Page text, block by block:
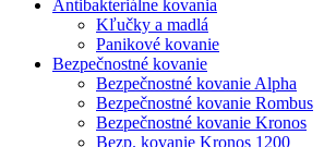
Antibakteriálne kovania
Kľučky a madlá
Panikové kovanie
Bezpečnostné kovanie
Bezpečnostné kovanie Alpha
Bezpečnostné kovanie Rombus
Bezpečnostné kovanie Kronos
Bezp. kovanie Kronos 1200